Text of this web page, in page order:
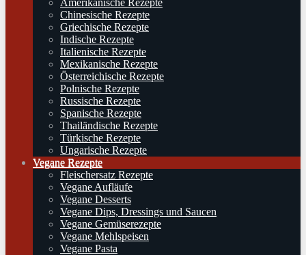
Amerikanische Rezepte
Chinesische Rezepte
Griechische Rezepte
Indische Rezepte
Italienische Rezepte
Mexikanische Rezepte
Österreichische Rezepte
Polnische Rezepte
Russische Rezepte
Spanische Rezepte
Thailändische Rezepte
Türkische Rezepte
Ungarische Rezepte
Vegane Rezepte
Fleischersatz Rezepte
Vegane Aufläufe
Vegane Desserts
Vegane Dips, Dressings und Saucen
Vegane Gemüserezepte
Vegane Mehlspeisen
Vegane Pasta